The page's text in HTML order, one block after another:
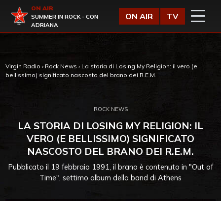
Virgin Radio
ON AIR
SUMMER IN ROCK - CON
ADRIANA
ON AIR TV
Virgin Radio › Rock News › La storia di Losing My Religion: il vero (e
bellissimo) significato nascosto del brano dei R.E.M.
ROCK NEWS
LA STORIA DI LOSING MY RELIGION: IL
VERO (E BELLISSIMO) SIGNIFICATO
NASCOSTO DEL BRANO DEI R.E.M.
Pubblicato il 19 febbraio 1991, il brano è contenuto in "Out of
Time", settimo album della band di Athens